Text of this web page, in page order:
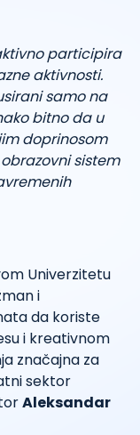
participira
aktivnosti.
samo na
bitno da u
doprinosom
sistem
Univerzitetu
i
da koriste
i kreativnom
značajna za
sektor
Aleksandar